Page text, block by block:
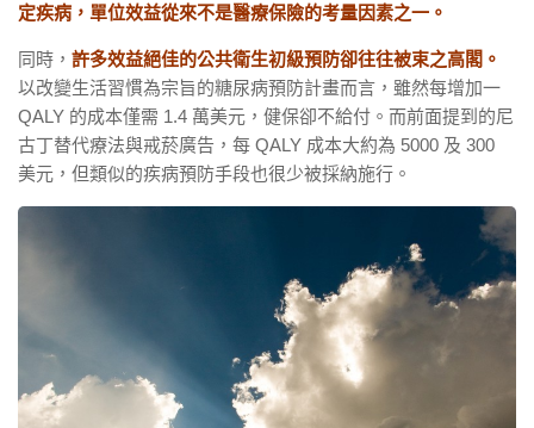
定疾病，單位效益從來不是醫療保險的考量因素之一。
同時， 許多效益絕佳的公共衛生初級預防卻往往被束之高閣。
以改變生活習慣為宗旨的糖尿病預防計畫而言，雖然每增加一
QALY 的成本僅需 1.4 萬美元，健保卻不給付。而前面提到的尼
古丁替代療法與戒菸廣告，每 QALY 成本大約為 5000 及 300
美元，但類似的疾病預防手段也很少被採納施行。